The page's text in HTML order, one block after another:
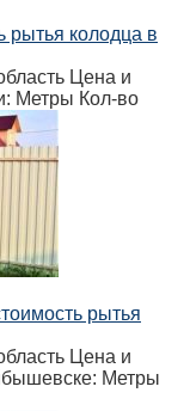
рытья колодца в
Цена и
Метры Кол-во
рытья
Цена и
Метры